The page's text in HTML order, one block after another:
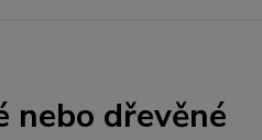
nebo dřevěné